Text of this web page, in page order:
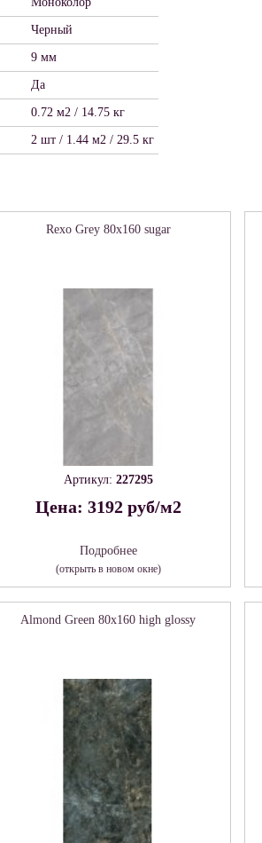
Черный
9 мм
Да
0.72 м2 / 14.75 кг
2 шт / 1.44 м2 / 29.5 кг
Rexo Grey 80х160 sugar
Артикул: 227295
Цена: 3192 руб/м2
Подробнее
(открыть в новом окне)
Almond Green 80х160 high glossy